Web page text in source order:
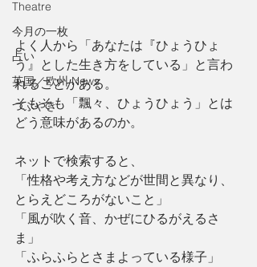
Theatre
今月の一枚
占い
英国／欧州 News
つぶやき
よく人から「あなたは『ひょうひょ
う』とした生き方をしている」と言わ
れることがある。
そもそも「飄々、ひょうひょう」とは
どう意味があるのか。
ネットで検索すると、
「性格や考え方などが世間と異なり、
とらえどころがないこと」
「風が吹く音、かぜにひるがえるさ
ま」
「ふらふらとさまよっている様子」